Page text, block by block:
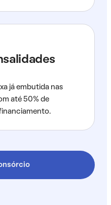
já embutida nas
até 50% de